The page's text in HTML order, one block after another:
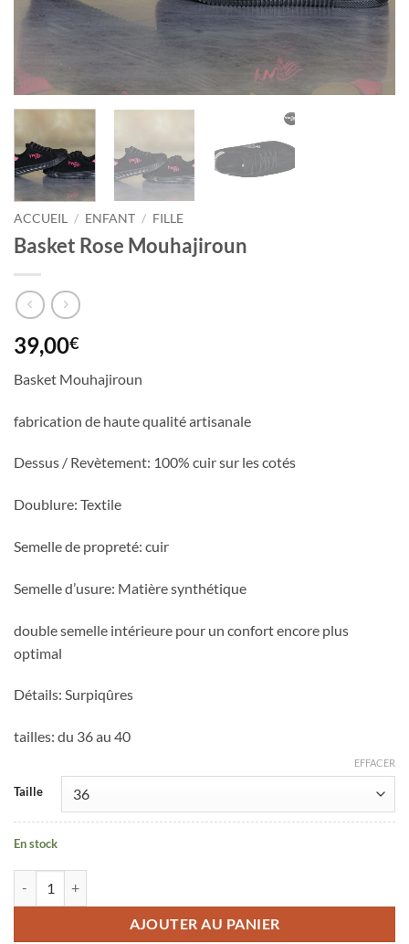
ACCUEIL / ENFANT / FILLE
Basket Rose Mouhajiroun
39,00€
Basket Mouhajiroun
fabrication de haute qualité artisanale
Dessus / Revètement: 100% cuir sur les cotés
Doublure: Textile
Semelle de propreté: cuir
Semelle d’usure: Matière synthétique
double semelle intérieure pour un confort encore plus
optimal
Détails: Surpiqûres
tailles: du 36 au 40
Taille
EFFACER
En stock
AJOUTER AU PANIER